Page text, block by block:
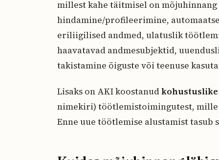
millest kahe täitmisel on
hindamine/profileerimine,
eriliigilised andmed, ulatuslik
haavatavad andmesubjektid,
takistamine õiguste või teenuse
Lisaks on AKI koostanud
nimekiri) töötlemistoimingutest, mille
Enne uue töötlemise alustamist tasub